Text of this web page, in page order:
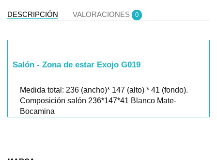
DESCRIPCIÓN VALORACIONES 0
Salón - Zona de estar Exojo G019
Medida total: 236 (ancho)* 147 (alto) * 41 (fondo).
Composición salón 236*147*41 Blanco Mate-
Bocamina